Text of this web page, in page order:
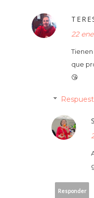
22
que
😘
Responder